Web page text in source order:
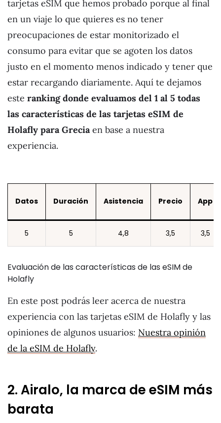
tarjetas eSIM que hemos probado porque al final
en un viaje lo que quieres es no tener
preocupaciones de estar monitorizado el
consumo para evitar que se agoten los datos
justo en el momento menos indicado y tener que
estar recargando diariamente. Aquí te dejamos
este ranking donde evaluamos del 1 al 5 todas
las características de las tarjetas eSIM de
Holafly para Greciaen base a nuestra
experiencia.
Datos Duración Asistencia Precio App
5 5 4,8 3,5 3,5
Evaluación de las características de las eSIM de
Holafly
En este post podrás leer acerca de nuestra
experiencia con las tarjetas eSIM de Holafly y las
opiniones de algunos usuarios: Nuestra opinión
de la eSIM de Holafly.
2. Airalo, la marca de eSIM más
barata